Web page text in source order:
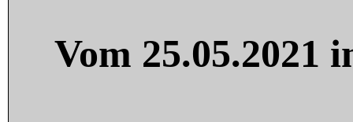
Vom 25.05.2021